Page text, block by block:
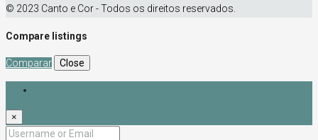
© 2023 Canto e Cor - Todos os direitos reservados.
Compare listings
Comparar Close
×